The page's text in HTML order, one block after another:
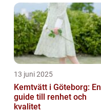
13 juni 2025
Kemtvätt i Göteborg: En
guide till renhet och
kvalitet